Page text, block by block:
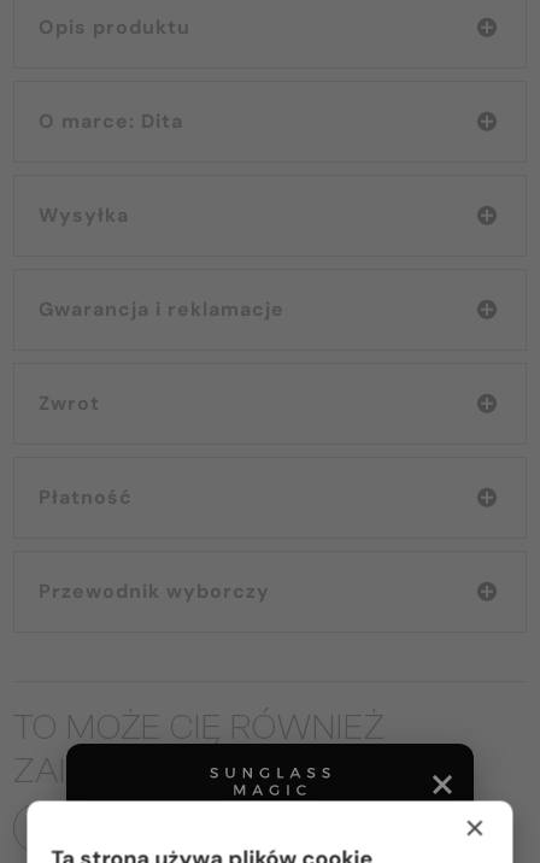
Opis produktu
O marce: Dita
Wysyłka
Gwarancja i reklamacje
Zwrot
Płatność
Przewodnik wyborczy
TO MOŻE CIĘ RÓWNIEŻ
ZAINTERESOWAĆ
×